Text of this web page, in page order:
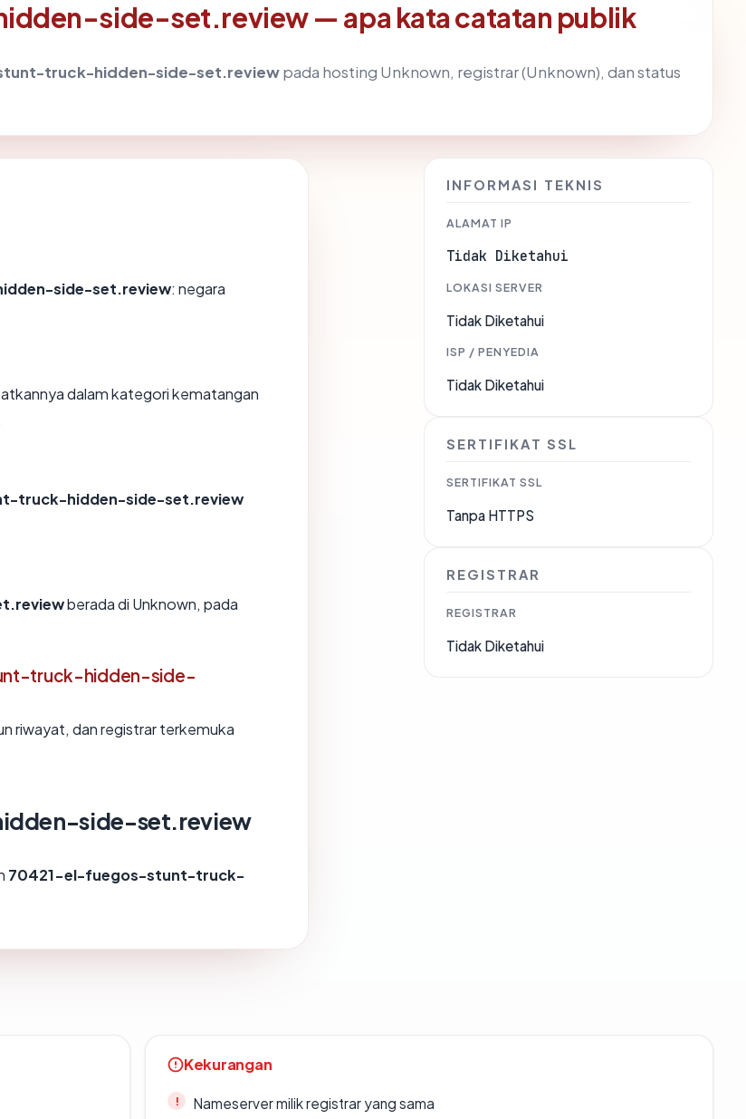
side-set.review — apa kata catatan publik
truck-hidden-side-set.reviewpada hosting Unknown, registrar (Unknown), dan status
side-set.review: negara
dalam kategori kematangan
truck-hidden-side-set.review
berada di Unknown, pada
truck-hidden-side-
riwayat, dan registrar terkemuka
side-set.review
70421-el-fuegos-stunt-truck-
INFORMASI TEKNIS
ALAMAT IP
Tidak Diketahui
LOKASI SERVER
Tidak Diketahui
ISP / PENYEDIA
Tidak Diketahui
SERTIFIKAT SSL
SERTIFIKAT SSL
Tanpa HTTPS
REGISTRAR
REGISTRAR
Tidak Diketahui
Kekurangan
Nameserver milik registrar yang sama